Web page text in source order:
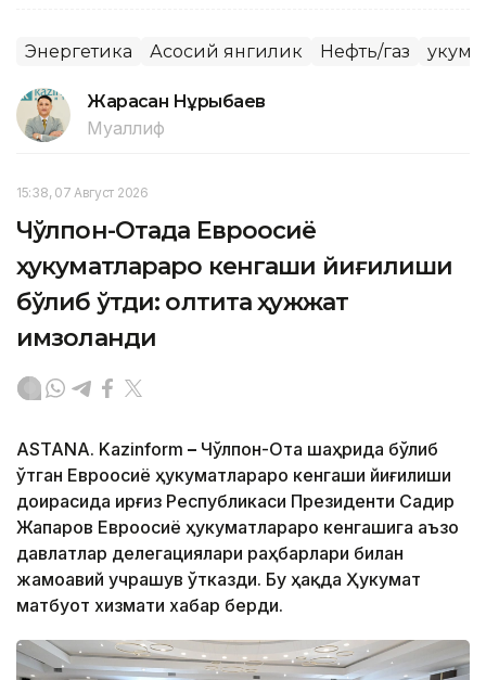
Энергетика Асосий янгилик Нефть/газ
Жарасқан Нұрыбаев
Муаллиф
15:38, 07 Август 2026
Чўлпон-Отада Евроосиё
ҳукуматлараро кенгаши йиғилиши
бўлиб ўтди: олтита ҳужжат
имзоланди
ASTANA. Kazinform – Чўлпон-Ота шаҳрида бўлиб
ўтган Евроосиё ҳукуматлараро кенгаши йиғилиши
доирасида Қирғиз Республикаси Президенти Садир
Жапаров Евроосиё ҳукуматлараро кенгашига аъзо
давлатлар делегациялари раҳбарлари билан
жамоавий учрашув ўтказди. Бу ҳақда Ҳукумат
матбуот хизмати хабар берди.